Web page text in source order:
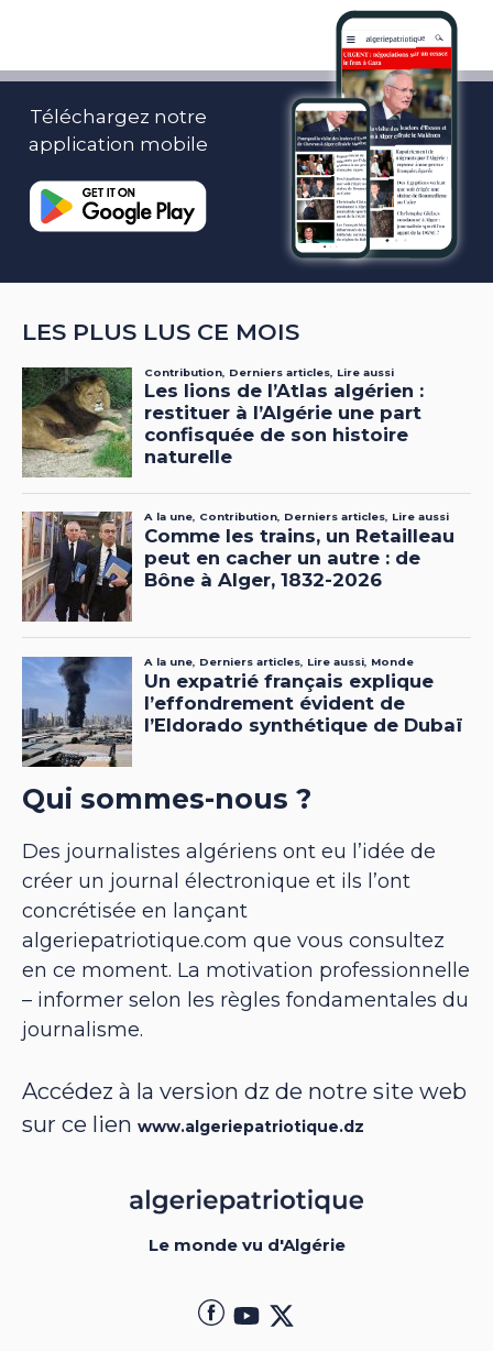
Téléchargez notre
application mobile
LES PLUS LUS CE MOIS
Qui sommes-nous ?
Des journalistes algériens ont eu l’idée de
créer un journal électronique et ils l’ont
concrétisée en lançant
algeriepatriotique.com que vous consultez
en ce moment. La motivation professionnelle
– informer selon les règles fondamentales du
journalisme.
Accédez à la version dz de notre site web
sur ce lien www.algeriepatriotique.dz
Le monde vu d'Algérie